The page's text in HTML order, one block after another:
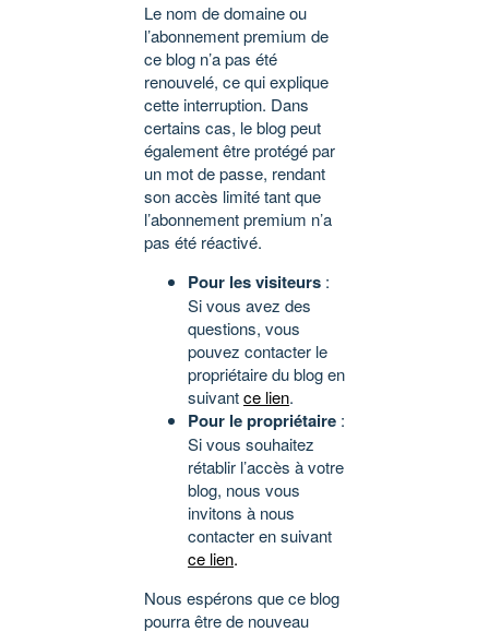
Le nom de domaine ou
l’abonnement premium de
ce blog n’a pas été
renouvelé, ce qui explique
cette interruption. Dans
certains cas, le blog peut
également être protégé par
un mot de passe, rendant
son accès limité tant que
l’abonnement premium n’a
pas été réactivé.
Pour les visiteurs :
Si vous avez des
questions, vous
pouvez contacter le
propriétaire du blog en
suivantce lien.
Pour le propriétaire :
Si vous souhaitez
rétablir l’accès à votre
blog, nous vous
invitons à nous
contacter en suivant
ce lien.
Nous espérons que ce blog
pourra être de nouveau